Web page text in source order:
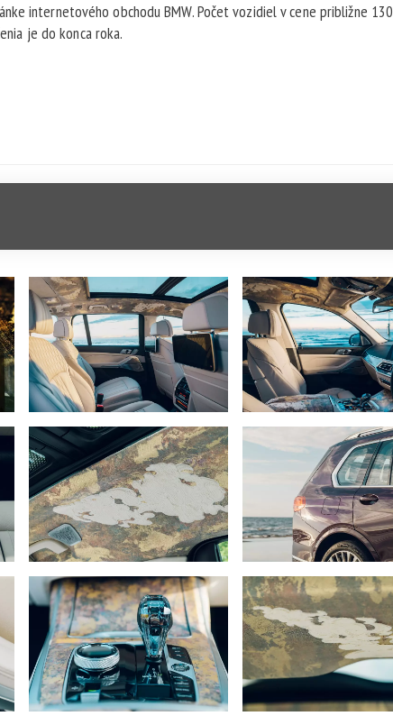
internetového obchodu BMW. Počet vozidiel v cene približne 130
je do konca roka.